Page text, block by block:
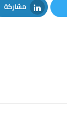
مشاركة
LinkedIn